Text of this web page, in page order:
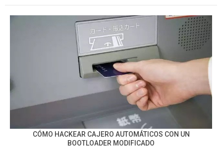
CÓMO HACKEAR CAJERO AUTOMÁTICOS CON UN
BOOTLOADER MODIFICADO